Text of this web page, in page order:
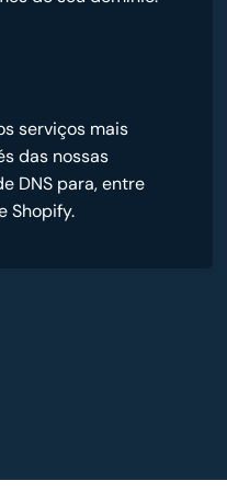
serviços mais
das nossas
DNS para, entre
Shopify.